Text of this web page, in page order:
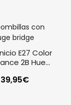
E27 Color
2B Hue
€